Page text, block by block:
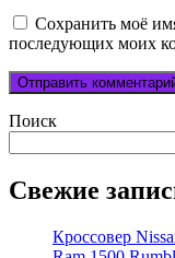
Сохранить моё
последующих моих
Поиск
Свежие
Кроссовер